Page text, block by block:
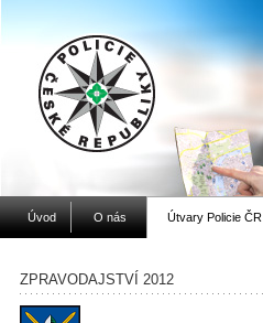
Úvod O nás Útvary Policie ČR
ZPRAVODAJSTVÍ 2012